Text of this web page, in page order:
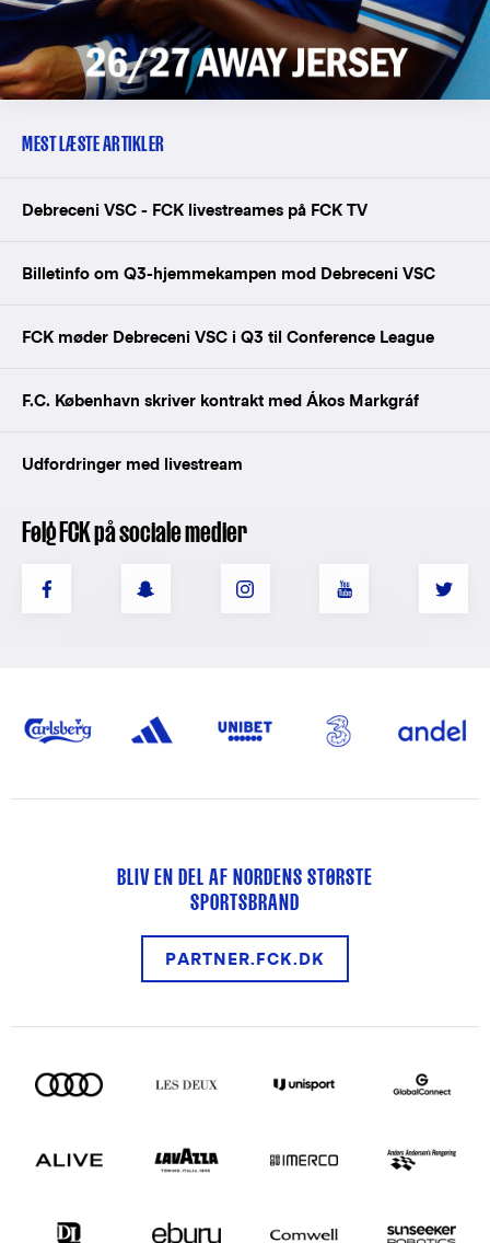
MEST LÆSTE ARTIKLER
Debreceni VSC - FCK livestreames på FCK TV
Billetinfo om Q3-hjemmekampen mod Debreceni VSC
FCK møder Debreceni VSC i Q3 til Conference League
F.C. København skriver kontrakt med Ákos Markgráf
Udfordringer med livestream
Følg FCK på sociale medier
BLIV EN DEL AF NORDENS STØRSTE
SPORTSBRAND
PARTNER.FCK.DK